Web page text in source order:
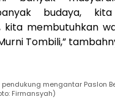
budaya,
kita membutuhkan
Tombili,”
mengantar Paslon
Firmansyah)